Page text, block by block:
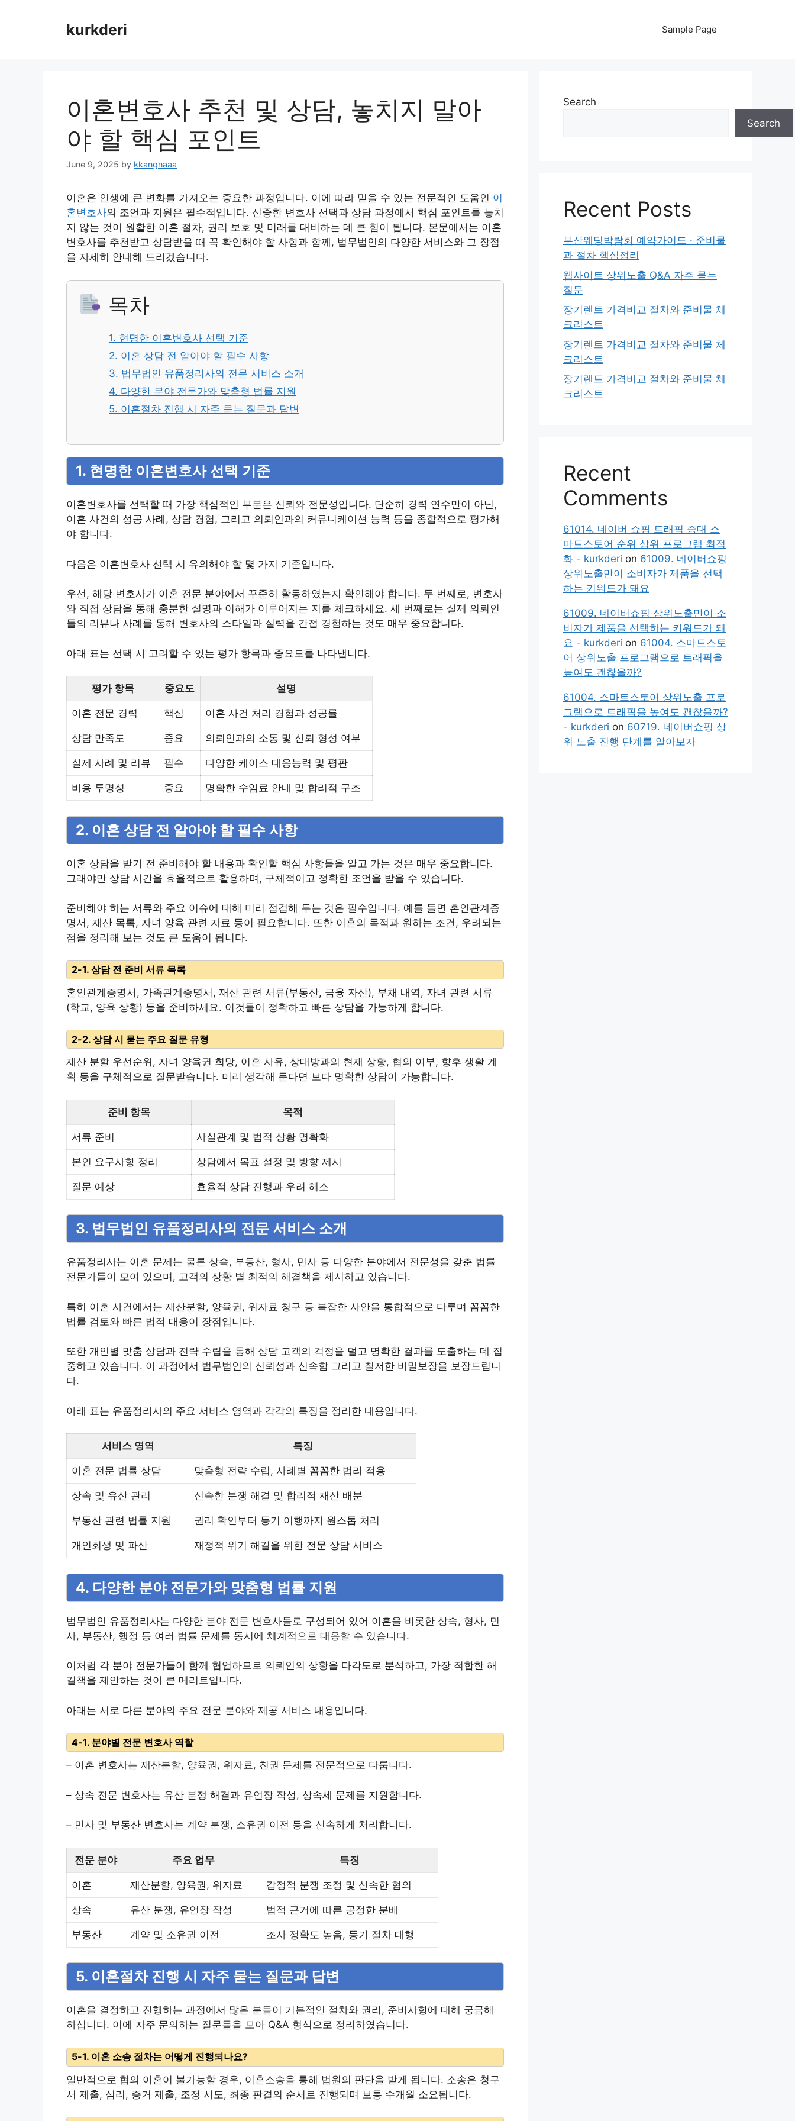
kurkderi Sample Page
이혼변호사 추천 및 상담, 놓치지 말아
야 할 핵심 포인트
June 9, 2025 by kkangnaaa
이혼은 인생에 큰 변화를 가져오는 중요한 과정입니다. 이에 따라 믿을 수 있는 전문적인 도움인 이
혼변호사의 조언과 지원은 필수적입니다. 신중한 변호사 선택과 상담 과정에서 핵심 포인트를 놓치
지 않는 것이 원활한 이혼 절차, 권리 보호 및 미래를 대비하는 데 큰 힘이 됩니다. 본문에서는 이혼
변호사를 추천받고 상담받을 때 꼭 확인해야 할 사항과 함께, 법무법인의 다양한 서비스와 그 장점
을 자세히 안내해 드리겠습니다.
목차
1. 현명한 이혼변호사 선택 기준
2. 이혼 상담 전 알아야 할 필수 사항
3. 법무법인 유품정리사의 전문 서비스 소개
4. 다양한 분야 전문가와 맞춤형 법률 지원
5. 이혼절차 진행 시 자주 묻는 질문과 답변
1. 현명한 이혼변호사 선택 기준
이혼변호사를 선택할 때 가장 핵심적인 부분은 신뢰와 전문성입니다. 단순히 경력 연수만이 아닌,
이혼 사건의 성공 사례, 상담 경험, 그리고 의뢰인과의 커뮤니케이션 능력 등을 종합적으로 평가해
야 합니다.
다음은 이혼변호사 선택 시 유의해야 할 몇 가지 기준입니다.
우선, 해당 변호사가 이혼 전문 분야에서 꾸준히 활동하였는지 확인해야 합니다. 두 번째로, 변호사
와 직접 상담을 통해 충분한 설명과 이해가 이루어지는 지를 체크하세요. 세 번째로는 실제 의뢰인
들의 리뷰나 사례를 통해 변호사의 스타일과 실력을 간접 경험하는 것도 매우 중요합니다.
아래 표는 선택 시 고려할 수 있는 평가 항목과 중요도를 나타냅니다.
평가 항목 중요도 설명
이혼 전문 경력 핵심 이혼 사건 처리 경험과 성공률
상담 만족도 중요 의뢰인과의 소통 및 신뢰 형성 여부
실제 사례 및 리뷰 필수 다양한 케이스 대응능력 및 평판
비용 투명성 중요 명확한 수임료 안내 및 합리적 구조
2. 이혼 상담 전 알아야 할 필수 사항
이혼 상담을 받기 전 준비해야 할 내용과 확인할 핵심 사항들을 알고 가는 것은 매우 중요합니다.
그래야만 상담 시간을 효율적으로 활용하며, 구체적이고 정확한 조언을 받을 수 있습니다.
준비해야 하는 서류와 주요 이슈에 대해 미리 점검해 두는 것은 필수입니다. 예를 들면 혼인관계증
명서, 재산 목록, 자녀 양육 관련 자료 등이 필요합니다. 또한 이혼의 목적과 원하는 조건, 우려되는
점을 정리해 보는 것도 큰 도움이 됩니다.
2-1. 상담 전 준비 서류 목록
혼인관계증명서, 가족관계증명서, 재산 관련 서류(부동산, 금융 자산), 부채 내역, 자녀 관련 서류
(학교, 양육 상황) 등을 준비하세요. 이것들이 정확하고 빠른 상담을 가능하게 합니다.
2-2. 상담 시 묻는 주요 질문 유형
재산 분할 우선순위, 자녀 양육권 희망, 이혼 사유, 상대방과의 현재 상황, 협의 여부, 향후 생활 계
획 등을 구체적으로 질문받습니다. 미리 생각해 둔다면 보다 명확한 상담이 가능합니다.
준비 항목 목적
서류 준비 사실관계 및 법적 상황 명확화
본인 요구사항 정리 상담에서 목표 설정 및 방향 제시
질문 예상 효율적 상담 진행과 우려 해소
3. 법무법인 유품정리사의 전문 서비스 소개
유품정리사는 이혼 문제는 물론 상속, 부동산, 형사, 민사 등 다양한 분야에서 전문성을 갖춘 법률
전문가들이 모여 있으며, 고객의 상황 별 최적의 해결책을 제시하고 있습니다.
특히 이혼 사건에서는 재산분할, 양육권, 위자료 청구 등 복잡한 사안을 통합적으로 다루며 꼼꼼한
법률 검토와 빠른 법적 대응이 장점입니다.
또한 개인별 맞춤 상담과 전략 수립을 통해 상담 고객의 걱정을 덜고 명확한 결과를 도출하는 데 집
중하고 있습니다. 이 과정에서 법무법인의 신뢰성과 신속함 그리고 철저한 비밀보장을 보장드립니
다.
아래 표는 유품정리사의 주요 서비스 영역과 각각의 특징을 정리한 내용입니다.
서비스 영역 특징
이혼 전문 법률 상담 맞춤형 전략 수립, 사례별 꼼꼼한 법리 적용
상속 및 유산 관리 신속한 분쟁 해결 및 합리적 재산 배분
부동산 관련 법률 지원 권리 확인부터 등기 이행까지 원스톱 처리
개인회생 및 파산 재정적 위기 해결을 위한 전문 상담 서비스
4. 다양한 분야 전문가와 맞춤형 법률 지원
법무법인 유품정리사는 다양한 분야 전문 변호사들로 구성되어 있어 이혼을 비롯한 상속, 형사, 민
사, 부동산, 행정 등 여러 법률 문제를 동시에 체계적으로 대응할 수 있습니다.
이처럼 각 분야 전문가들이 함께 협업하므로 의뢰인의 상황을 다각도로 분석하고, 가장 적합한 해
결책을 제안하는 것이 큰 메리트입니다.
아래는 서로 다른 분야의 주요 전문 분야와 제공 서비스 내용입니다.
4-1. 분야별 전문 변호사 역할
– 이혼 변호사는 재산분할, 양육권, 위자료, 친권 문제를 전문적으로 다룹니다.
– 상속 전문 변호사는 유산 분쟁 해결과 유언장 작성, 상속세 문제를 지원합니다.
– 민사 및 부동산 변호사는 계약 분쟁, 소유권 이전 등을 신속하게 처리합니다.
전문 분야 주요 업무 특징
이혼 재산분할, 양육권, 위자료 감정적 분쟁 조정 및 신속한 협의
상속 유산 분쟁, 유언장 작성 법적 근거에 따른 공정한 분배
부동산 계약 및 소유권 이전 조사 정확도 높음, 등기 절차 대행
5. 이혼절차 진행 시 자주 묻는 질문과 답변
이혼을 결정하고 진행하는 과정에서 많은 분들이 기본적인 절차와 권리, 준비사항에 대해 궁금해
하십니다. 이에 자주 문의하는 질문들을 모아 Q&A 형식으로 정리하였습니다.
5-1. 이혼 소송 절차는 어떻게 진행되나요?
일반적으로 협의 이혼이 불가능할 경우, 이혼소송을 통해 법원의 판단을 받게 됩니다. 소송은 청구
서 제출, 심리, 증거 제출, 조정 시도, 최종 판결의 순서로 진행되며 보통 수개월 소요됩니다.
Search
Search
Recent Posts
부산웨딩박람회 예약가이드 · 준비물
과 절차 핵심정리
웹사이트 상위노출 Q&A 자주 묻는
질문
장기렌트 가격비교 절차와 준비물 체
크리스트
장기렌트 가격비교 절차와 준비물 체
크리스트
장기렌트 가격비교 절차와 준비물 체
크리스트
Recent
Comments
61014. 네이버 쇼핑 트래픽 증대 스
마트스토어 순위 상위 프로그램 최적
화 - kurkderi on 61009. 네이버쇼핑
상위노출만이 소비자가 제품을 선택
하는 키워드가 돼요
61009. 네이버쇼핑 상위노출만이 소
비자가 제품을 선택하는 키워드가 돼
요 - kurkderi on 61004. 스마트스토
어 상위노출 프로그램으로 트래픽을
높여도 괜찮을까?
61004. 스마트스토어 상위노출 프로
그램으로 트래픽을 높여도 괜찮을까?
- kurkderi on 60719. 네이버쇼핑 상
위 노출 진행 단계를 알아보자